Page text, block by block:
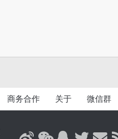
商务合作 关于 微信群